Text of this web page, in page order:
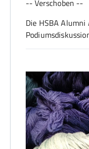
-- Verschoben --
Die HSBA